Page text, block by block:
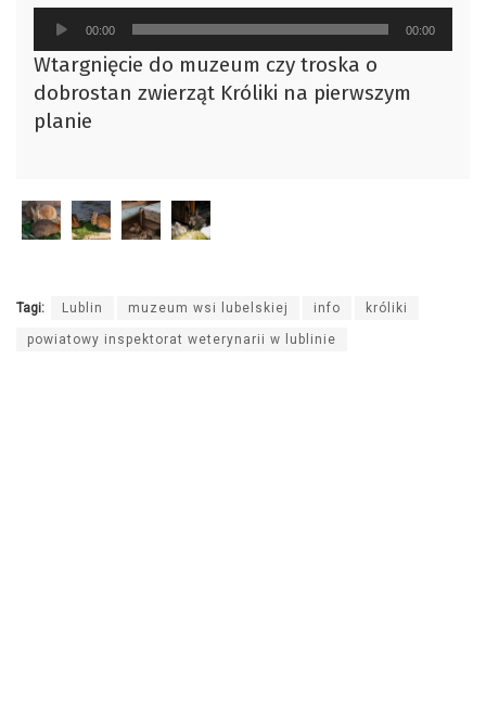
Odtwarzacz
plików
dźwiękowych
00:00 00:00
Wtargnięcie do muzeum czy troska o
dobrostan zwierząt Króliki na pierwszym
planie
Tagi: Lublin muzeum wsi lubelskiej info króliki
powiatowy inspektorat weterynarii w lublinie